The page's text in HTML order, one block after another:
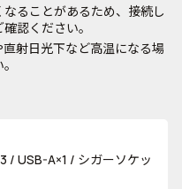
ることがあるため、接続し
認ください。
射日光下など高温になる場
/ USB-A×1 / シガーソケッ